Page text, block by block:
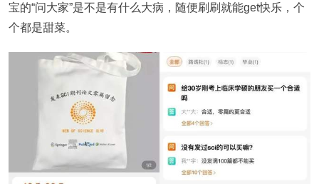
宝的“问大家”是不是有什么大病，随便刷刷就能get快乐，个
个都是甜菜。